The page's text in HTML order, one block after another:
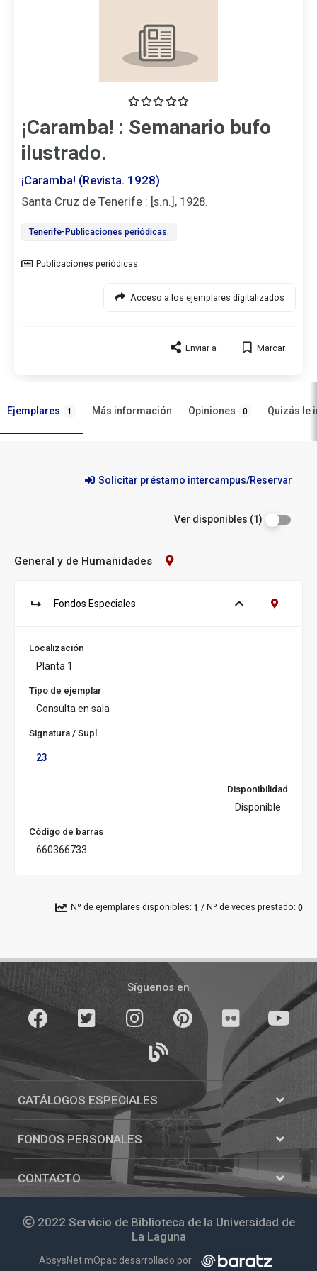
¡Caramba! : Semanario bufo
ilustrado.
¡Caramba! (Revista. 1928)
Santa Cruz de Tenerife : [s.n.], 1928.
Tenerife-Publicaciones periódicas.
Tipo
Acceso a los ejemplares digitalizados
Enviar a Marcar
Ejemplares 1 Más información Opiniones 0 Quizás le
Ejemplares Solicitar préstamo intercampus/Reservar
Ver disponibles (1)
Biblioteca:
General y de Humanidades
Contacto
u
Fondos Especiales Ver ejemplares
Contacto
Localización
Planta 1
Tipo de ejemplar
Consulta en sala
Signatura / Supl.
23
Disponibilidad
Disponible
Código de barras
660366733
Nº de ejemplares disponibles: 1 / Nº de veces prestado: 0
Pié
de
página
Síguenos en
Instagram youTube
CATÁLOGOS ESPECIALES
Abrir
Catálogos
FONDOS PERSONALES
Abrir
Fondos
CONTACTO
Abrir
Contacto
2022 Servicio de Biblioteca de la Universidad de
La Laguna
AbsysNet mOpac desarrollado por